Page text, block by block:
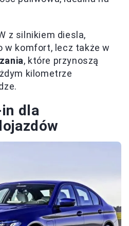
z silnikiem diesla,
w komfort, lecz także w
, które przynoszą
kilometrze
dla